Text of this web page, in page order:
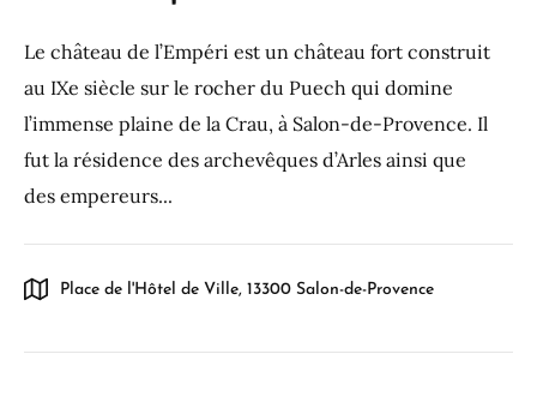
Le château de l’Empéri est un château fort construit
au IXe siècle sur le rocher du Puech qui domine
l’immense plaine de la Crau, à Salon-de-Provence. Il
fut la résidence des archevêques d’Arles ainsi que
des empereurs...
Place de l'Hôtel de Ville, 13300 Salon-de-Provence